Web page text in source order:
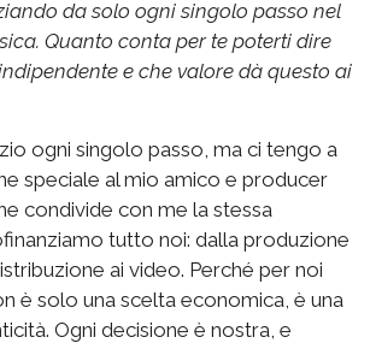
da solo ogni singolo passo nel
Quanto conta per te poterti dire
e che valore dà questo ai
ogni singolo passo, ma ci tengo a
speciale al mio amico e producer
condivide con me la stessa
tutto noi: dalla produzione
ai video. Perché per noi
è solo una scelta economica, è una
Ogni decisione è nostra, e